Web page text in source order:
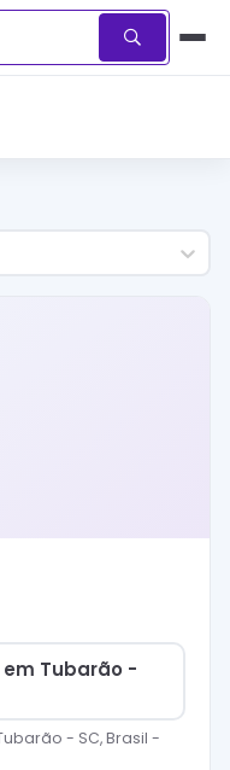
em Tubarão -
- SC, Brasil -